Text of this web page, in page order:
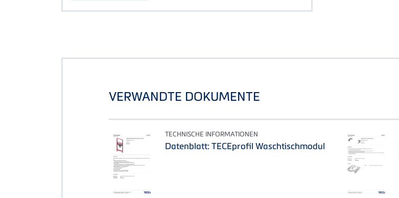
VERWANDTE DOKUMENTE
TECHNISCHE INFORMATIONEN
Datenblatt: TECEprofil Waschtischmodul